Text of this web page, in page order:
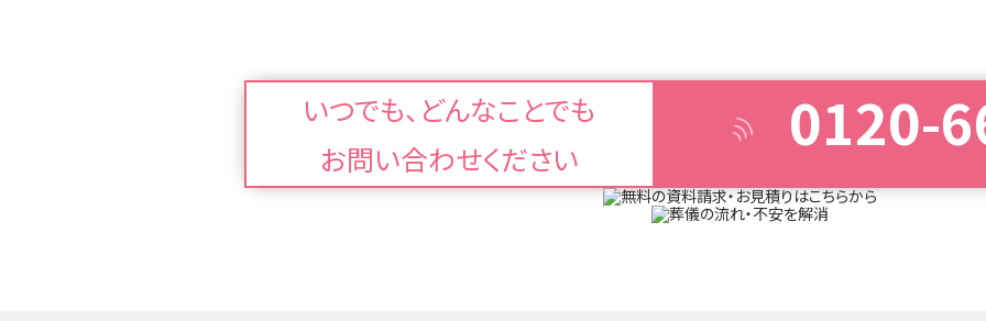
いつでも、どんなことでも
お問い合わせください
0120-